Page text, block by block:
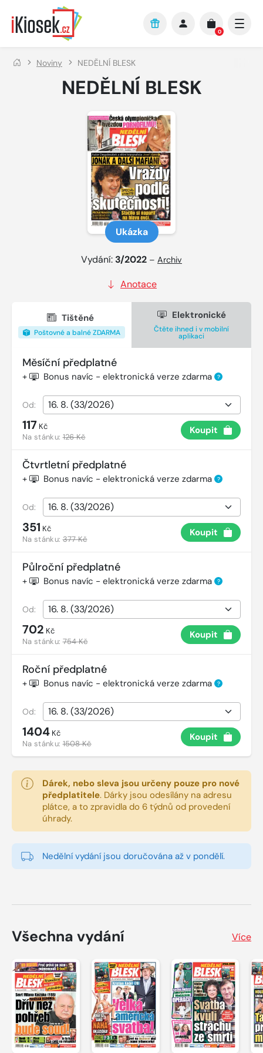
Přejít na hlavní obsah
0
Noviny NEDĚLNÍ BLESK
NEDĚLNÍ BLESK
Ukázka
Vydání: 3/2022 – Archiv
Anotace
Tištěné
Poštovné a balné ZDARMA
Elektronické
Čtěte ihned i v mobilní
aplikaci
Měsíční předplatné
+ Bonus navíc - elektronická verze zdarma ?
Od:
117 Kč
Na stánku:126 Kč
Koupit
Čtvrtletní předplatné
+ Bonus navíc - elektronická verze zdarma ?
Od:
351 Kč
Na stánku:377 Kč
Koupit
Půlroční předplatné
+ Bonus navíc - elektronická verze zdarma ?
Od:
702 Kč
Na stánku:754 Kč
Koupit
Roční předplatné
+ Bonus navíc - elektronická verze zdarma ?
Od:
1404 Kč
Na stánku:1508 Kč
Koupit
Dárek, nebo sleva jsou určeny pouze pro nové
předplatitele. Dárky jsou odesílány na adresu
plátce, a to zpravidla do 6 týdnů od provedení
úhrady.
Nedělní vydání jsou doručována až v pondělí.
Všechna vydání Více